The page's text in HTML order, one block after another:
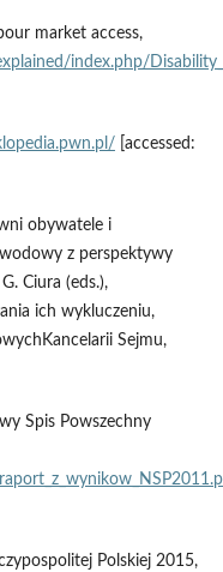
market access,
index.php/
[accessed:
obywatele i
z perspektywy
Ciura (eds.),
ich wykluczeniu,
Sejmu,
Spis Powszechny
Polskiej 2015,